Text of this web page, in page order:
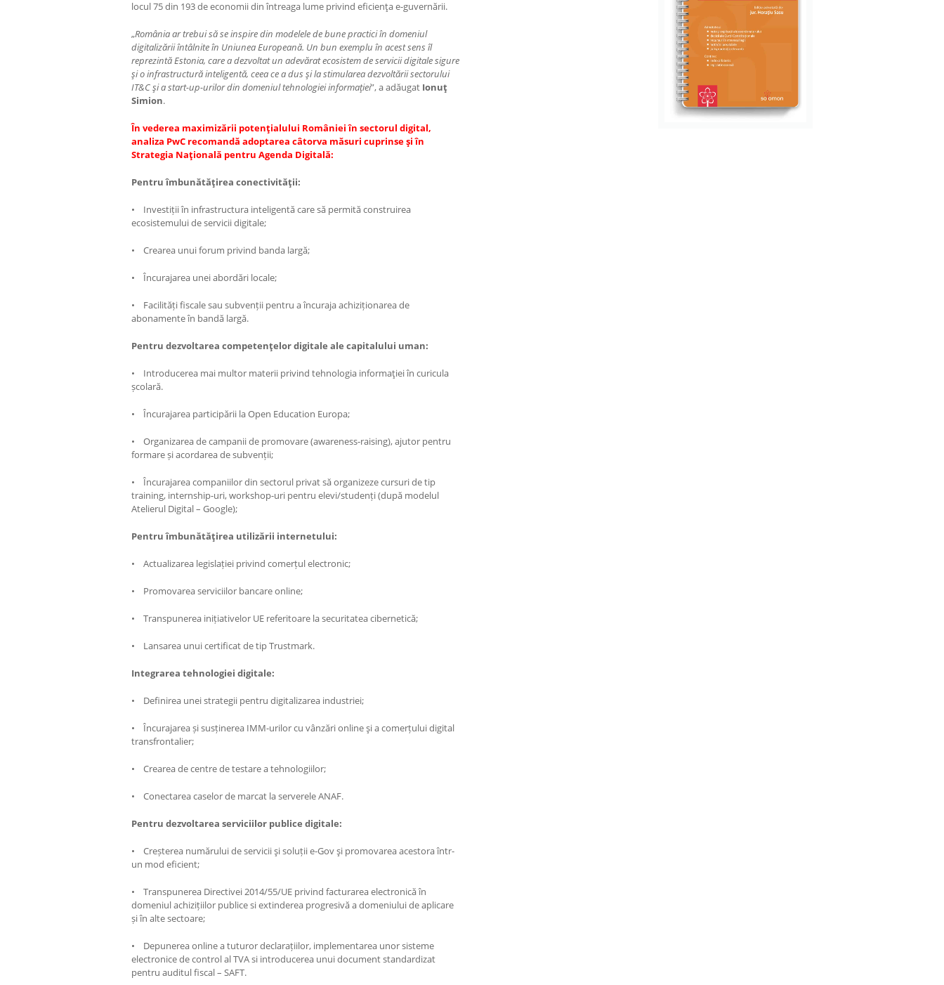
locul 75 din 193 de economii din întreaga lume privind eficienţa e-guvernării.
„România ar trebui să se inspire din modelele de bune practici în domeniul
digitalizării întâlnite în Uniunea Europeană. Un bun exemplu în acest sens îl
reprezintă Estonia, care a dezvoltat un adevărat ecosistem de servicii digitale sigure
şi o infrastructură inteligentă, ceea ce a dus şi la stimularea dezvoltării sectorului
IT&C şi a start-up-urilor din domeniul tehnologiei informaţiei”, a adăugat Ionuţ
Simion.
În vederea maximizării potenţialului României în sectorul digital,
analiza PwC recomandă adoptarea câtorva măsuri cuprinse şi în
Strategia Naţională pentru Agenda Digitală:
Pentru îmbunătăţirea conectivităţii:
• Investiții în infrastructura inteligentă care să permită construirea
ecosistemului de servicii digitale;
• Crearea unui forum privind banda largă;
• Încurajarea unei abordări locale;
• Facilități fiscale sau subvenții pentru a încuraja achiziționarea de
abonamente în bandă largă.
Pentru dezvoltarea competenţelor digitale ale capitalului uman:
• Introducerea mai multor materii privind tehnologia informaţiei în curicula
școlară.
• Încurajarea participării la Open Education Europa;
• Organizarea de campanii de promovare (awareness-raising), ajutor pentru
formare și acordarea de subvenții;
• Încurajarea companiilor din sectorul privat să organizeze cursuri de tip
training, internship-uri, workshop-uri pentru elevi/studenți (după modelul
Atelierul Digital – Google);
Pentru îmbunătăţirea utilizării internetului:
• Actualizarea legislației privind comerțul electronic;
• Promovarea serviciilor bancare online;
• Transpunerea inițiativelor UE referitoare la securitatea cibernetică;
• Lansarea unui certificat de tip Trustmark.
Integrarea tehnologiei digitale:
• Definirea unei strategii pentru digitalizarea industriei;
• Încurajarea și susținerea IMM-urilor cu vânzări online şi a comerțului digital
transfrontalier;
• Crearea de centre de testare a tehnologiilor;
• Conectarea caselor de marcat la serverele ANAF.
Pentru dezvoltarea serviciilor publice digitale:
• Creșterea numărului de servicii şi soluții e-Gov şi promovarea acestora într-
un mod eficient;
• Transpunerea Directivei 2014/55/UE privind facturarea electronică în
domeniul achizițiilor publice si extinderea progresivă a domeniului de aplicare
și în alte sectoare;
• Depunerea online a tuturor declarațiilor, implementarea unor sisteme
electronice de control al TVA si introducerea unui document standardizat
pentru auditul fiscal – SAFT.